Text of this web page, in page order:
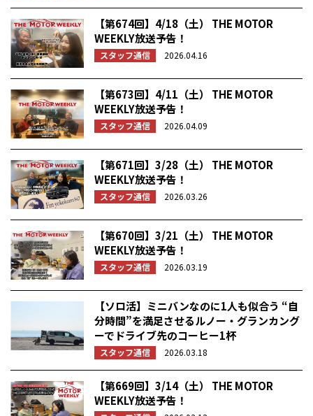
【第674回】4/18（土） THE MOTOR
WEEKLY放送予告！
スタッフ通信 2026.04.16
【第673回】4/11（土） THE MOTOR
WEEKLY放送予告！
スタッフ通信 2026.04.09
【第671回】3/28（土） THE MOTOR
WEEKLY放送予告！
スタッフ通信 2026.03.26
【第670回】3/21（土） THE MOTOR
WEEKLY放送予告！
スタッフ通信 2026.03.19
【ソロ活】ミニバンなのに1人も似合う “自
分時間”を満足させるルノー・グランカング
ーでドライブ先のコーヒー1杯
スタッフ通信 2026.03.18
【第669回】3/14（土） THE MOTOR
WEEKLY放送予告！